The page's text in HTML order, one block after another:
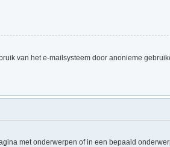
van het e-mailsysteem door anonieme
met onderwerpen of in een bepaald